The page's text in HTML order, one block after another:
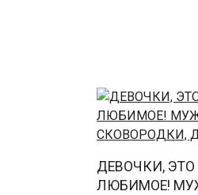
ДЕВОЧКИ,
ЛЮБИМОЕ!